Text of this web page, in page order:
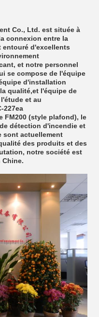
Co., Ltd. est située à
connexion entre la
entouré d'excellents
et notre personnel
se compose de l'équipe
d'installation
qualité,et l'équipe de
et au
227ea
FM200 (style plafond), le
détection d'incendie et
sont actuellement
des produits et des
notre société est
Chine.